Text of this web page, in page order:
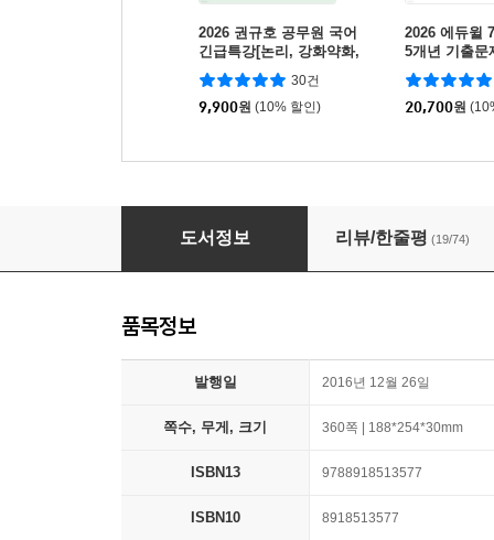
2026 권규호 공무원 국어
긴급특강[논리, 강화약화,
고난도 독해]
30건
9,900원 (10% 할인)
2026 에듀윌
5개년 기출문
총론
20,700원
한 권으로 정리하는 핵심문법 500제
도서정보 리뷰/한줄평 (19/74)
품목정보
발행일 2016년 12월 26일
쪽수, 무게, 크기 360쪽 | 188*254*30mm
ISBN13 9788918513577
ISBN10 8918513577